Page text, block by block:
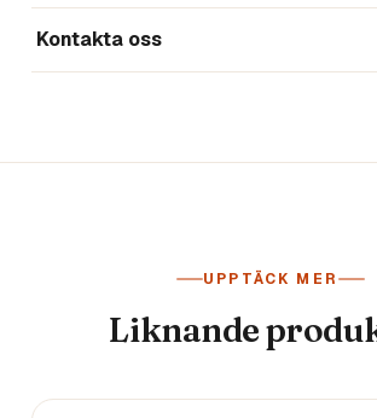
Kontakta oss
UPPTÄCK MER
Liknande